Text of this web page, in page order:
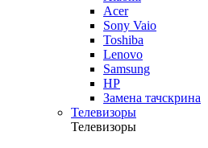
Acer
Sony Vaio
Toshiba
Lenovo
Samsung
HP
Замена тачскрина
Телевизоры
Телевизоры